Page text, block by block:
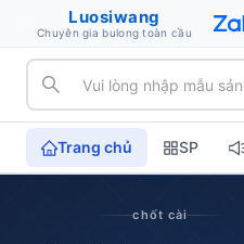
Luosiwang
Chuyên gia bulong toàn cầu
Trang chủ SP
chốt cài